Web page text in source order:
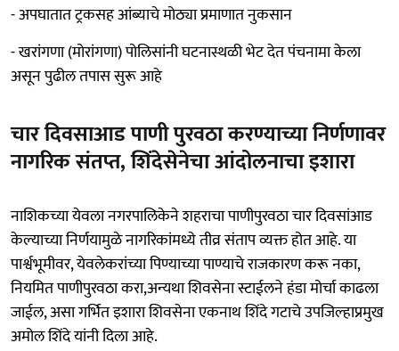
- अपघातात ट्रकसह आंब्याचे मोठ्या प्रमाणात नुकसान
- खरांगणा (मोरांगणा) पोलिसांनी घटनास्थळी भेट देत पंचनामा केला
असून पुढील तपास सुरू आहे
चार दिवसाआड पाणी पुरवठा करण्याच्या निर्णणावर
नागरिक संतप्त, शिंदेसेनेचा आंदोलनाचा इशारा
नाशिकच्या येवला नगरपालिकेने शहराचा पाणीपुरवठा चार दिवसांआड
केल्याच्या निर्णयामुळे नागरिकांमध्ये तीव्र संताप व्यक्त होत आहे. या
पार्श्वभूमीवर, येवलेकरांच्या पिण्याच्या पाण्याचे राजकारण करू नका,
नियमित पाणीपुरवठा करा,अन्यथा शिवसेना स्टाईलने हंडा मोर्चा काढला
जाईल, असा गर्भित इशारा शिवसेना एकनाथ शिंदे गटाचे उपजिल्हाप्रमुख
अमोल शिंदे यांनी दिला आहे.